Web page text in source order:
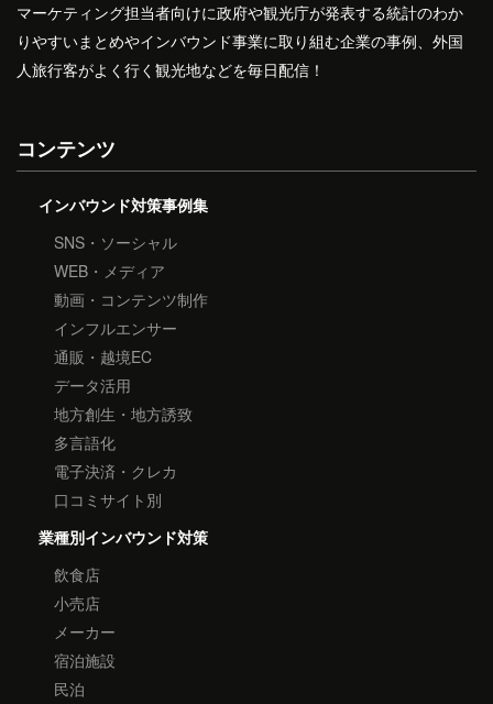
マーケティング担当者向けに政府や観光庁が発表する統計のわか
りやすいまとめやインバウンド事業に取り組む企業の事例、外国
人旅行客がよく行く観光地などを毎日配信！
コンテンツ
インバウンド対策事例集
SNS・ソーシャル
WEB・メディア
動画・コンテンツ制作
インフルエンサー
通販・越境EC
データ活用
地方創生・地方誘致
多言語化
電子決済・クレカ
口コミサイト別
業種別インバウンド対策
飲食店
小売店
メーカー
宿泊施設
民泊